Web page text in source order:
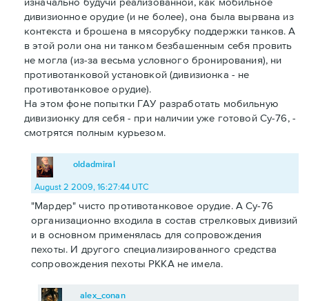
дивизионное орудие (и не более), она была вырвана из
контекста и брошена в мясорубку поддержки танков. А
в этой роли она ни танком безбашенным себя провить
не могла (из-за весьма условного бронирования), ни
противотанковой установкой (дивизионка - не
противотанковое орудие).
На этом фоне попытки ГАУ разработать мобильную
дивизионку для себя - при наличии уже готовой Су-76, -
смотрятся полным курьезом.
oldadmiral
August 2 2009, 16:27:44 UTC
"Мардер" чисто противотанковое орудие. А Су-76
организационно входила в состав стрелковых дивизий
и в основном применялась для сопровождения
пехоты. И другого специализированного средства
сопровождения пехоты РККА не имела.
alex_conan